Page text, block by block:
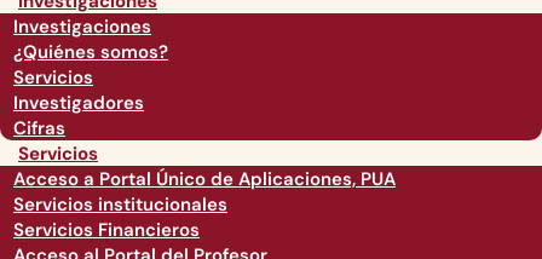
Investigaciones
¿Quiénes somos?
Servicios
Investigadores
Cifras
Servicios
Acceso a Portal Único de Aplicaciones, PUA
Servicios institucionales
Servicios Financieros